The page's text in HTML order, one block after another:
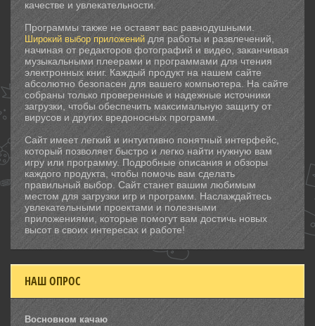
качестве и увлекательности.
Программы также не оставят вас равнодушными.
Широкий выбор приложений для работы и развлечений,
начиная от редакторов фотографий и видео, заканчивая
музыкальными плеерами и программами для чтения
электронных книг. Каждый продукт на нашем сайте
абсолютно безопасен для вашего компьютера. На сайте
собраны только проверенные и надежные источники
загрузки, чтобы обеспечить максимальную защиту от
вирусов и других вредоносных программ.
Сайт имеет легкий и интуитивно понятный интерфейс,
который позволяет быстро и легко найти нужную вам
игру или программу. Подробные описания и обзоры
каждого продукта, чтобы помочь вам сделать
правильный выбор. Сайт станет вашим любимым
местом для загрузки игр и программ. Наслаждайтесь
увлекательными проектами и полезными
приложениями, которые помогут вам достичь новых
высот в своих интересах и работе!
НАШ ОПРОС
Восновном качаю